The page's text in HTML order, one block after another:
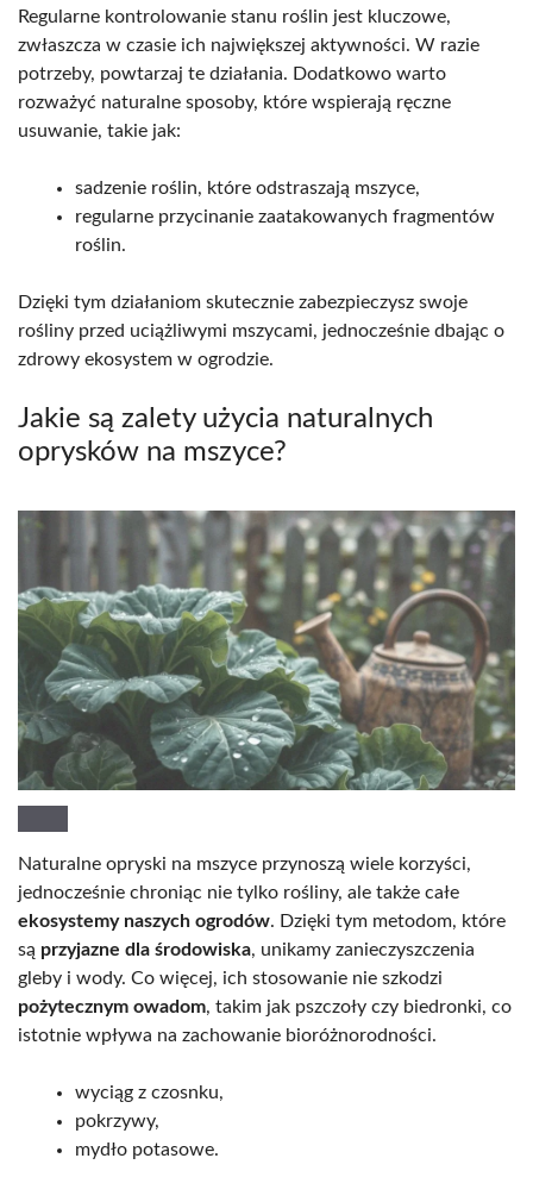
Regularne kontrolowanie stanu roślin jest kluczowe,
zwłaszcza w czasie ich największej aktywności. W razie
potrzeby, powtarzaj te działania. Dodatkowo warto
rozważyć naturalne sposoby, które wspierają ręczne
usuwanie, takie jak:
sadzenie roślin, które odstraszają mszyce,
regularne przycinanie zaatakowanych fragmentów
roślin.
Dzięki tym działaniom skutecznie zabezpieczysz swoje
rośliny przed uciążliwymi mszycami, jednocześnie dbając o
zdrowy ekosystem w ogrodzie.
Jakie są zalety użycia naturalnych
oprysków na mszyce?
Naturalne opryski na mszyce przynoszą wiele korzyści,
jednocześnie chroniąc nie tylko rośliny, ale także całe
ekosystemy naszych ogrodów. Dzięki tym metodom, które
są przyjazne dla środowiska, unikamy zanieczyszczenia
gleby i wody. Co więcej, ich stosowanie nie szkodzi
pożytecznym owadom, takim jak pszczoły czy biedronki, co
istotnie wpływa na zachowanie bioróżnorodności.
wyciąg z czosnku,
pokrzywy,
mydło potasowe.